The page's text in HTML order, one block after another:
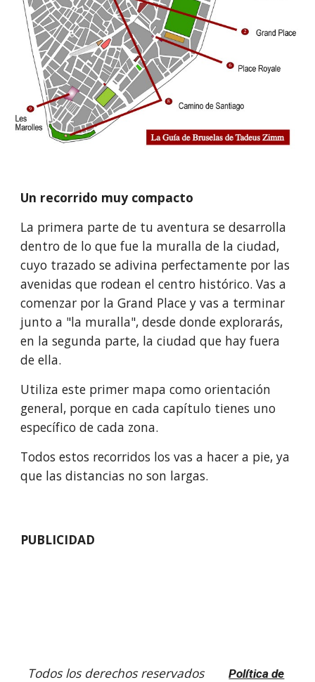
Un recorrido muy compacto
La primera parte de tu aventura se desarrolla
dentro de lo que fue la muralla de la ciudad,
cuyo trazado se adivina perfectamente por las
avenidas que rodean el centro histórico. Vas a
comenzar por la Grand Place y vas a terminar
junto a "la muralla", desde donde explorarás,
en la segunda parte, la ciudad que hay fuera
de ella.
Utiliza este primer mapa como orientación
general, porque en cada capítulo tienes uno
específico de cada zona.
Todos estos recorridos los vas a hacer a pie, ya
que las distancias no son largas.
PUBLICIDAD
Todos los derechos reservadosPolítica de